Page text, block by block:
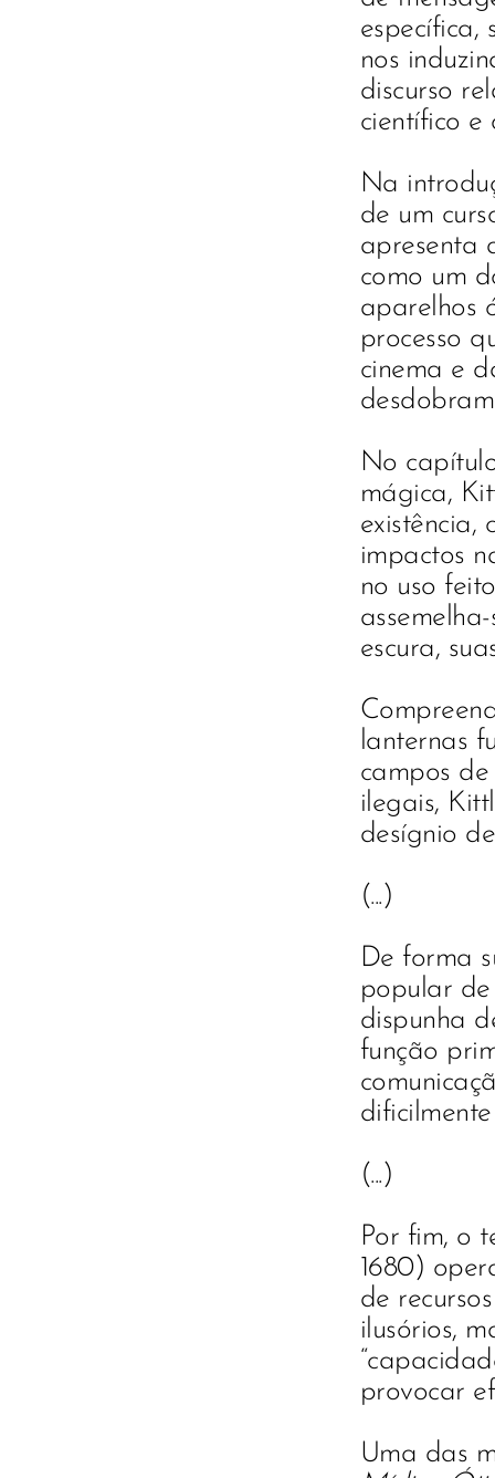
específica,
nos
discurso
científico
Na
de um
apresenta
como um
aparelhos
processo
cinema e
No
mágica,
existência,
impactos
no uso
escura,
lanternas
campos
ilegais,
desígnio
(...)
De forma
popular
dispunha
função
(...)
Por fim, o
1680)
de
ilusórios,
provocar
Uma das